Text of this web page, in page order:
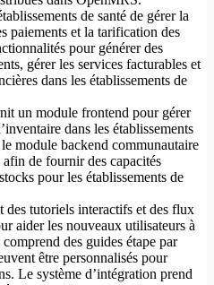
de santé de gérer la
paiements et la tarification des
pour générer des
gérer les services facturables et
dans les établissements de
un module frontend pour gérer
dans les établissements
module backend communautaire
de fournir des capacités
pour les établissements de
des tutoriels interactifs et des flux
aider les nouveaux utilisateurs à
des guides étape par
être personnalisés pour
Le système d’intégration prend